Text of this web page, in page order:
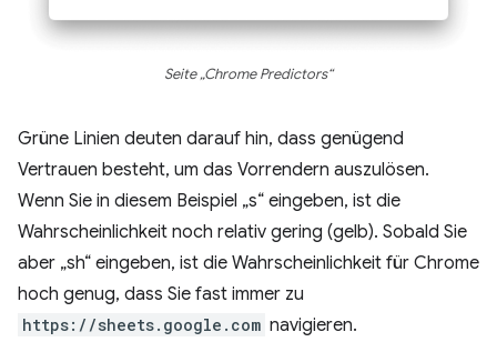
Seite „Chrome Predictors“
Grüne Linien deuten darauf hin, dass genügend
Vertrauen besteht, um das Vorrendern auszulösen.
Wenn Sie in diesem Beispiel „s“ eingeben, ist die
Wahrscheinlichkeit noch relativ gering (gelb). Sobald Sie
aber „sh“ eingeben, ist die Wahrscheinlichkeit für Chrome
hoch genug, dass Sie fast immer zu
https://sheets.google.com navigieren.